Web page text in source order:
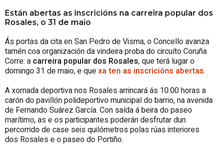
Están abertas as inscricións na carreira popular dos
Rosales, o 31 de maio
Ás portas da cita en San Pedro de Visma, o Concello avanza
tamén coa organización da vindeira proba do circuíto Coruña
Corre: a carreira popular dos Rosales, que terá lugar o
domingo 31 de maio, e quexa ten as inscricións abertas.
A xornada deportiva nos Rosales arrincará ás 10.00 horas a
carón do pavillón polideportivo municipal do barrio, na avenida
de Fernando Suárez García. Con saída á beira do paseo
marítimo, as e os participantes poderán desfrutar dun
percorrido de case seis quilómetros polas rúas interiores
dos Rosales e o paseo do Portiño.